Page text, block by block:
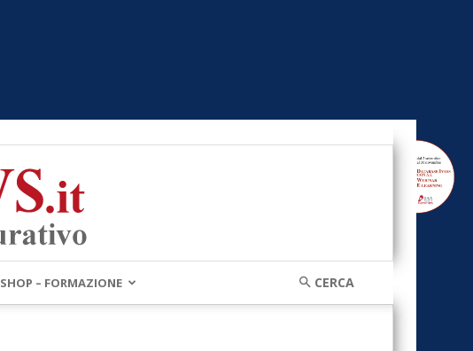
SHOP – FORMAZIONE